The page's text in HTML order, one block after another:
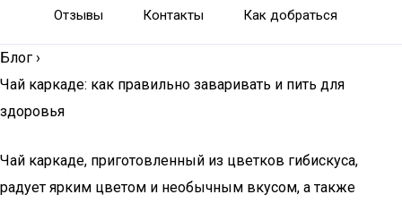
Отзывы Контакты Как добраться
Блог ›
Чай каркаде: как правильно заваривать и пить для
здоровья
Чай каркаде, приготовленный из цветков гибискуса,
радует ярким цветом и необычным вкусом, а также